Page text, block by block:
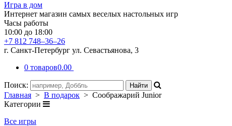
Игра в дом
Интернет магазин самых веселых настольных игр
Часы работы
10:00 до 18:00
+7 812 748–36–26
г. Санкт-Петербург ул. Севастьянова, 3
0 товаров0.00
Поиск:
Главная > В подарок > Соображарий Junior
Категории
Все игры